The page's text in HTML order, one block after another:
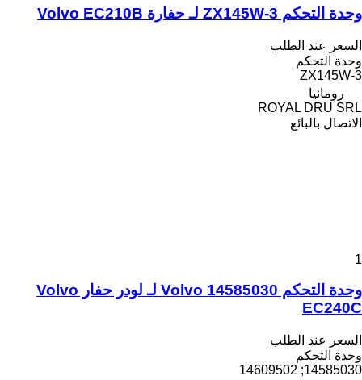
وحدة التحكم ZX145W-3 لـ حفارة Volvo EC210B
السعر عند الطلب
وحدة التحكم
ZX145W-3
رومانيا
ROYAL DRU SRL
الاتصال بالبائع
1
وحدة التحكم Volvo 14585030 لـ لودر حفار Volvo
EC240C
السعر عند الطلب
وحدة التحكم
14585030; 14609502